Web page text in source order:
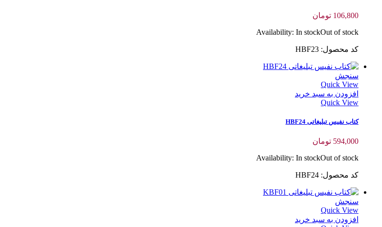
106,800 تومان
Availability: In stockOut of stock
کد محصول: HBF23
سنجش
Quick View
افزودن به سبد خرید
Quick View
کتاب نفیس تبلیغاتی HBF24
594,000 تومان
Availability: In stockOut of stock
کد محصول: HBF24
سنجش
Quick View
افزودن به سبد خرید